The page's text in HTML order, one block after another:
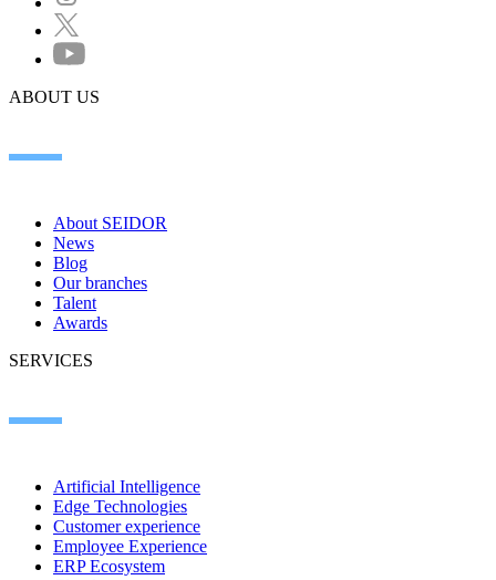
ABOUT US
About SEIDOR
News
Blog
Our branches
Talent
Awards
SERVICES
Artificial Intelligence
Edge Technologies
Customer experience
Employee Experience
ERP Ecosystem